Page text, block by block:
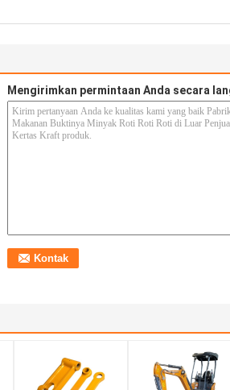
Mengirimkan permintaan Anda secara